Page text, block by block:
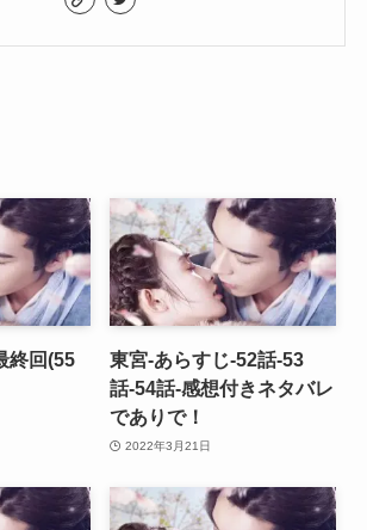
終回(55
東宮-あらすじ-52話-53
話-54話-感想付きネタバレ
でありで！
2022年3月21日